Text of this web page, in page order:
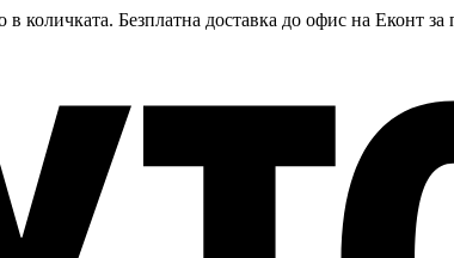
количката. Безплатна доставка до офис на Еконт